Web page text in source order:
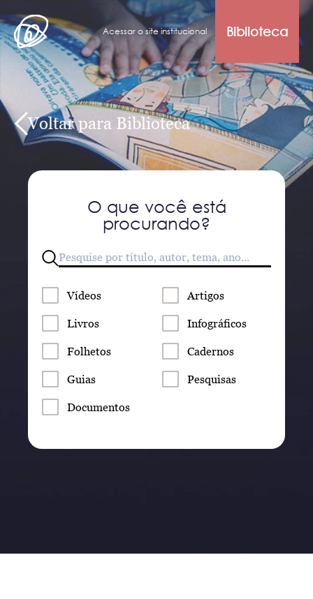
Acessar o site institucional Biblioteca
Voltar para Biblioteca
O que você está
procurando?
Vídeos Artigos
Livros Infográficos
Folhetos Cadernos
Guias Pesquisas
Documentos